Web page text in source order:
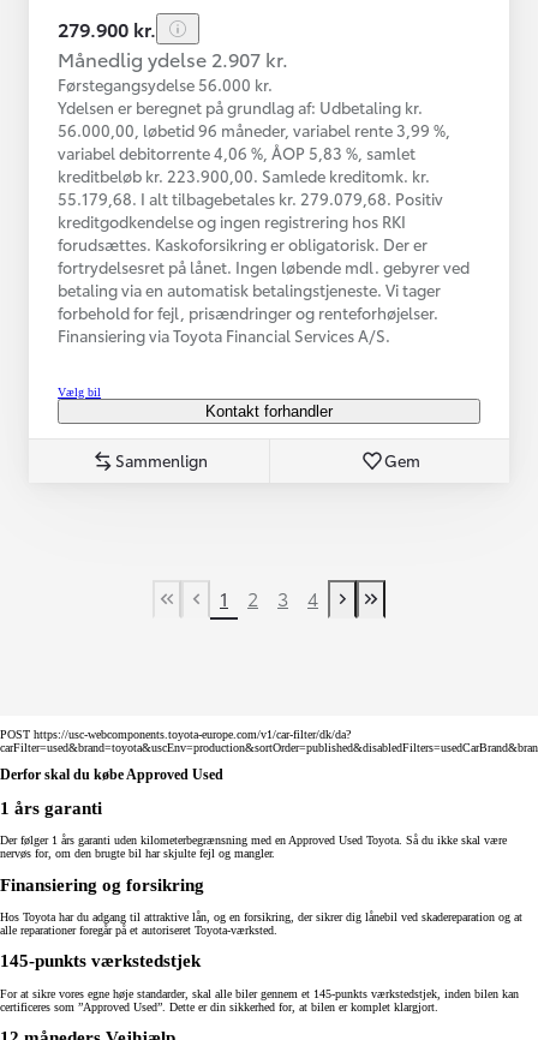
279.900 kr.
Månedlig ydelse 2.907 kr.
Førstegangsydelse 56.000 kr.
Ydelsen er beregnet på grundlag af: Udbetaling kr.
56.000,00, løbetid 96 måneder, variabel rente 3,99 %,
variabel debitorrente 4,06 %, ÅOP 5,83 %, samlet
kreditbeløb kr. 223.900,00. Samlede kreditomk. kr.
55.179,68. I alt tilbagebetales kr. 279.079,68. Positiv
kreditgodkendelse og ingen registrering hos RKI
forudsættes. Kaskoforsikring er obligatorisk. Der er
fortrydelsesret på lånet. Ingen løbende mdl. gebyrer ved
betaling via en automatisk betalingstjeneste. Vi tager
forbehold for fejl, prisændringer og renteforhøjelser.
Finansiering via Toyota Financial Services A/S.
Vælg bil
Kontakt forhandler
Sammenlign Gem
First Page
Tidligere side
1 2 3 4
Næste side
Last Page
POST https://usc-webcomponents.toyota-europe.com/v1/car-filter/dk/da?
Derfor skal du købe Approved Used
1 års garanti
Der følger 1 års garanti uden kilometerbegrænsning med en Approved Used Toyota. Så du ikke skal være
nervøs for, om den brugte bil har skjulte fejl og mangler.
Finansiering og forsikring
Hos Toyota har du adgang til attraktive lån, og en forsikring, der sikrer dig lånebil ved skadereparation og at
alle reparationer foregår på et autoriseret Toyota-værksted.
145-punkts værkstedstjek
For at sikre vores egne høje standarder, skal alle biler gennem et 145-punkts værkstedstjek, inden bilen kan
certificeres som ”Approved Used”. Dette er din sikkerhed for, at bilen er komplet klargjort.